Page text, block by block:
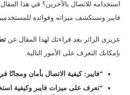
استخدامه للاتصال بالآخرين؟ في هذا
فايبر ونستكشف ميزاته وفوائده
عزيزى الزائر بعد قراءتك لهذا المقال عن
بإمكانك التعرف على الأمور التالية:
“فايبر: كيفية الاتصال بأمان ومجانًا
“تعرف على ميزات فايبر وكيفية